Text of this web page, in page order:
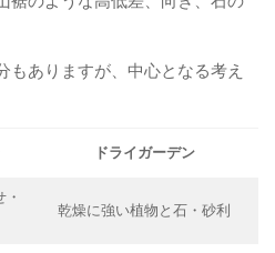
もありますが、中心となる考え
ドライガーデン
乾燥に強い植物と石・砂利